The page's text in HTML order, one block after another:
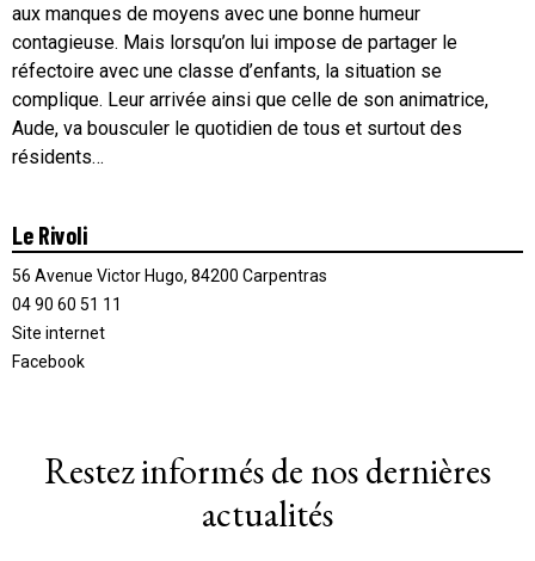
aux manques de moyens avec une bonne humeur
contagieuse. Mais lorsqu’on lui impose de partager le
réfectoire avec une classe d’enfants, la situation se
complique. Leur arrivée ainsi que celle de son animatrice,
Aude, va bousculer le quotidien de tous et surtout des
résidents…
Le Rivoli
56 Avenue Victor Hugo, 84200 Carpentras
04 90 60 51 11
Site internet
Facebook
Restez informés de nos dernières
actualités